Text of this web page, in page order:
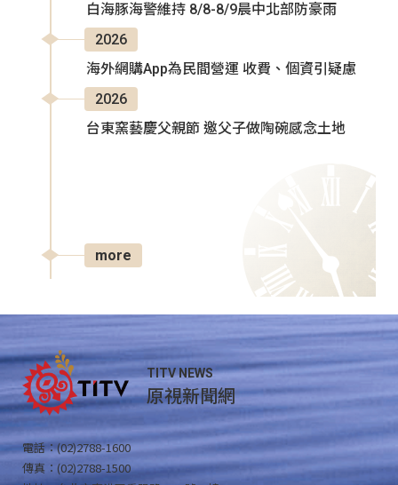
白海豚海警維持 8/8-8/9晨中北部防豪雨
2026
海外網購App為民間營運 收費、個資引疑慮
2026
台東窯藝慶父親節 邀父子做陶碗感念土地
more
TITV NEWS
原視新聞網
電話：(02)2788-1600
傳真：(02)2788-1500